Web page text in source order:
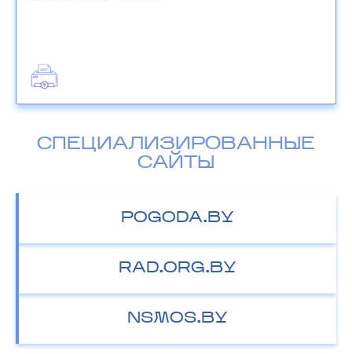
СПЕЦИАЛИЗИРОВАННЫЕ
САЙТЫ
POGODA.BY
RAD.ORG.BY
NSMOS.BY